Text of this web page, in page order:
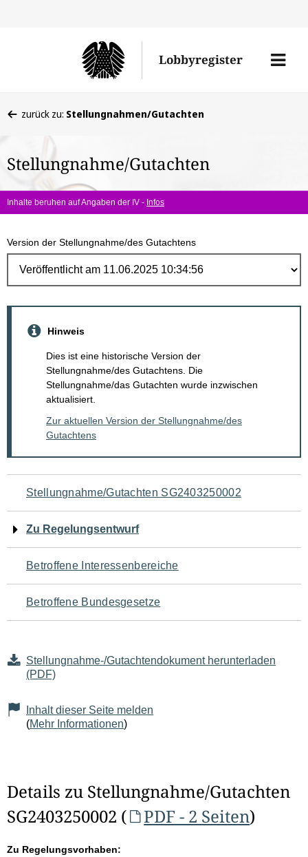
Lobbyregister
Menü
befinden
hier:
zurück zu: Stellungnahmen/Gutachten
Stellungnahme/Gutachten
Inhalte beruhen auf Angaben der IV - Infos
Version der Stellungnahme/des Gutachtens
Hinweis
Dies ist eine historische Version der
Stellungnahme/des Gutachtens. Die
Stellungnahme/das Gutachten wurde inzwischen
aktualisiert.
Zur aktuellen Version der Stellungnahme/des
Gutachtens
Navigation
für
den
Seiteninhalt
Stellungnahme/Gutachten SG2403250002
Zu Regelungsentwurf
Betroffene Interessenbereiche
Betroffene Bundesgesetze
Stellungnahme-/Gutachtendokument herunterladen
(PDF)
Inhalt dieser Seite melden
(Mehr Informationen)
Details zu Stellungnahme/Gutachten
SG2403250002 (
PDF - 2 Seiten)
Zu Regelungsvorhaben: